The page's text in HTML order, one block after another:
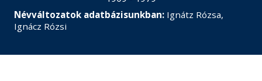
Névváltozatok adatbázisunkban: Ignátz Rózsa,
Ignácz Rózsi